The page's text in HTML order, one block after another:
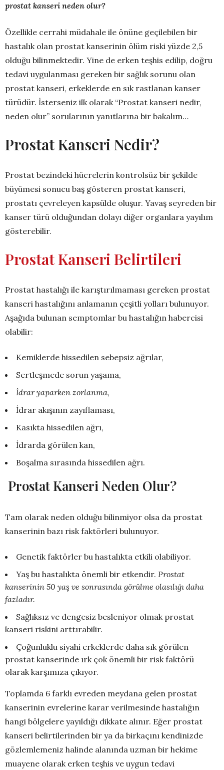
prostat kanseri neden olur?
Özellikle cerrahi müdahale ile önüne geçilebilen bir
hastalık olan prostat kanserinin ölüm riski yüzde 2,5
olduğu bilinmektedir. Yine de erken teşhis edilip, doğru
tedavi uygulanması gereken bir sağlık sorunu olan
prostat kanseri, erkeklerde en sık rastlanan kanser
türüdür. İsterseniz ilk olarak “Prostat kanseri nedir,
neden olur” sorularının yanıtlarına bir bakalım…
Prostat Kanseri Nedir?
Prostat bezindeki hücrelerin kontrolsüz bir şekilde
büyümesi sonucu baş gösteren prostat kanseri,
prostatı çevreleyen kapsülde oluşur. Yavaş seyreden bir
kanser türü olduğundan dolayı diğer organlara yayılım
gösterebilir.
Prostat Kanseri Belirtileri
Prostat hastalığı ile karıştırılmaması gereken prostat
kanseri hastalığını anlamanın çeşitli yolları bulunuyor.
Aşağıda bulunan semptomlar bu hastalığın habercisi
olabilir:
Kemiklerde hissedilen sebepsiz ağrılar,
Sertleşmede sorun yaşama,
İdrar yaparken zorlanma,
İdrar akışının zayıflaması,
Kasıkta hissedilen ağrı,
İdrarda görülen kan,
Boşalma sırasında hissedilen ağrı.
Prostat Kanseri Neden Olur?
Tam olarak neden olduğu bilinmiyor olsa da prostat
kanserinin bazı risk faktörleri bulunuyor.
Genetik faktörler bu hastalıkta etkili olabiliyor.
Yaş bu hastalıkta önemli bir etkendir. Prostat
kanserinin 50 yaş ve sonrasında görülme olasılığı daha
fazladır.
Sağlıksız ve dengesiz besleniyor olmak prostat
kanseri riskini arttırabilir.
Çoğunluklu siyahi erkeklerde daha sık görülen
prostat kanserinde ırk çok önemli bir risk faktörü
olarak karşımıza çıkıyor.
Toplamda 6 farklı evreden meydana gelen prostat
kanserinin evrelerine karar verilmesinde hastalığın
hangi bölgelere yayıldığı dikkate alınır. Eğer prostat
kanseri belirtilerinden bir ya da birkaçını kendinizde
gözlemlemeniz halinde alanında uzman bir hekime
muayene olarak erken teşhis ve uygun tedavi